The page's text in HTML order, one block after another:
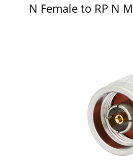
N Female to RP N